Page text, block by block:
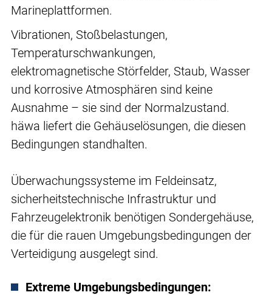
Marineplattformen.
Vibrationen, Stoßbelastungen,
Temperaturschwankungen,
elektromagnetische Störfelder, Staub, Wasser
und korrosive Atmosphären sind keine
Ausnahme – sie sind der Normalzustand.
häwa liefert die Gehäuselösungen, die diesen
Bedingungen standhalten.
Überwachungssysteme im Feldeinsatz,
sicherheitstechnische Infrastruktur und
Fahrzeugelektronik benötigen Sondergehäuse,
die für die rauen Umgebungsbedingungen der
Verteidigung ausgelegt sind.
Extreme Umgebungsbedingungen: